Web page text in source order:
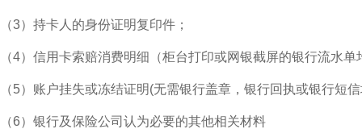
（3）持卡人的身份证明复印件；
（4）信用卡索赔消费明细（柜台打印或网银截屏的银行流水单
（5）账户挂失或冻结证明(无需银行盖章，银行回执或银行短
（6）银行及保险公司认为必要的其他相关材料